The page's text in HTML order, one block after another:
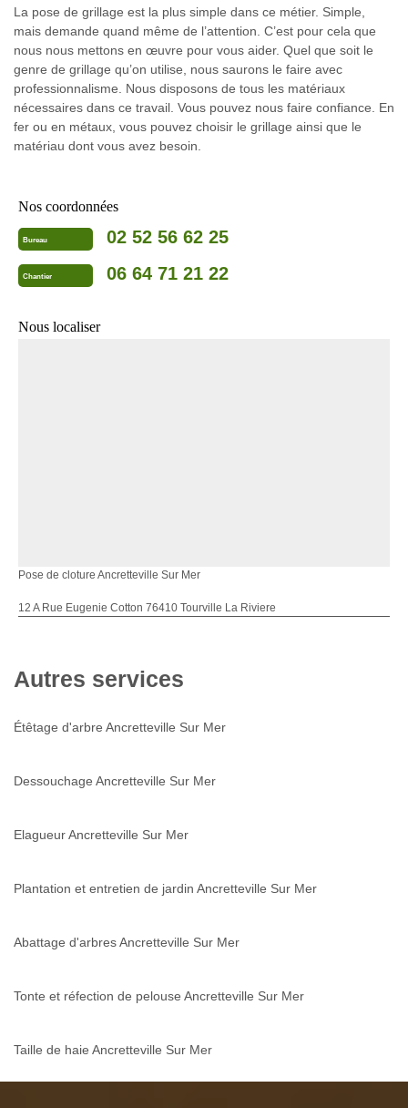
La pose de grillage est la plus simple dans ce métier. Simple,
mais demande quand même de l’attention. C’est pour cela que
nous nous mettons en œuvre pour vous aider. Quel que soit le
genre de grillage qu’on utilise, nous saurons le faire avec
professionnalisme. Nous disposons de tous les matériaux
nécessaires dans ce travail. Vous pouvez nous faire confiance. En
fer ou en métaux, vous pouvez choisir le grillage ainsi que le
matériau dont vous avez besoin.
Nos coordonnées
Bureau 02 52 56 62 25
Chantier 06 64 71 21 22
Nous localiser
Pose de cloture Ancretteville Sur Mer
12 A Rue Eugenie Cotton 76410 Tourville La Riviere
Autres services
Étêtage d'arbre Ancretteville Sur Mer
Dessouchage Ancretteville Sur Mer
Elagueur Ancretteville Sur Mer
Plantation et entretien de jardin Ancretteville Sur Mer
Abattage d'arbres Ancretteville Sur Mer
Tonte et réfection de pelouse Ancretteville Sur Mer
Taille de haie Ancretteville Sur Mer